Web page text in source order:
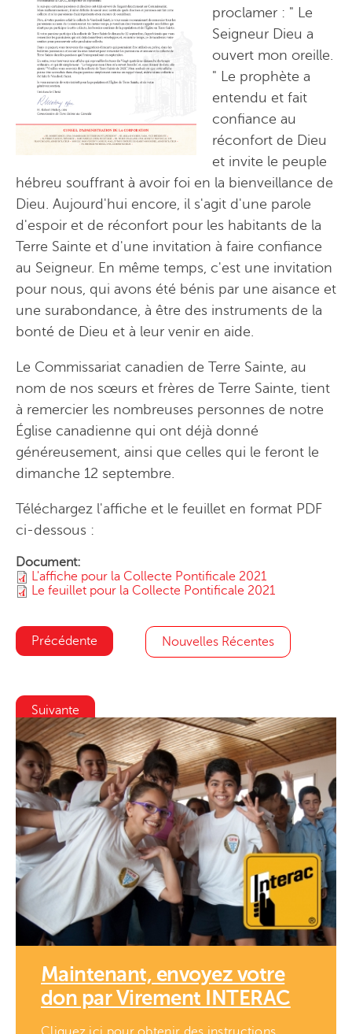
proclamer : " Le
Seigneur Dieu a
ouvert mon oreille.
" Le prophète a
entendu et fait
confiance au
réconfort de Dieu
et invite le peuple
hébreu souffrant à avoir foi en la bienveillance de
Dieu. Aujourd'hui encore, il s'agit d'une parole
d'espoir et de réconfort pour les habitants de la
Terre Sainte et d'une invitation à faire confiance
au Seigneur. En même temps, c'est une invitation
pour nous, qui avons été bénis par une aisance et
une surabondance, à être des instruments de la
bonté de Dieu et à leur venir en aide.
Le Commissariat canadien de Terre Sainte, au
nom de nos sœurs et frères de Terre Sainte, tient
à remercier les nombreuses personnes de notre
Église canadienne qui ont déjà donné
généreusement, ainsi que celles qui le feront le
dimanche 12 septembre.
Téléchargez l'affiche et le feuillet en format PDF
ci-dessous :
Document:
L'affiche pour la Collecte Pontificale 2021
Le feuillet pour la Collecte Pontificale 2021
Précédente Nouvelles Récentes
Suivante
Maintenant, envoyez votre
don par Virement INTERAC